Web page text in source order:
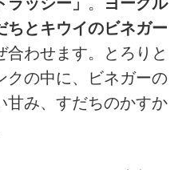
ちとキウイのビネガー
合わせます。とろりと
クの中に、ビネガーの
甘み、すだちのかすか